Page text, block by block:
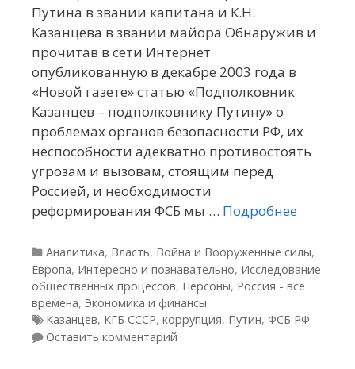
Путина в звании капитана и К.Н.
Казанцева в звании майора Обнаружив и
прочитав в сети Интернет
опубликованную в декабре 2003 года в
«Новой газете» статью «Подполковник
Казанцев – подполковнику Путину» о
проблемах органов безопасности РФ, их
неспособности адекватно противостоять
угрозам и вызовам, стоящим перед
Россией, и необходимости
реформирования ФСБ мы … Подробнее
Рубрики
Аналитика, Власть, Война и Вооруженные силы,
Европа, Интересно и познавательно, Исследование
общественных процессов, Персоны, Россия - все
времена, Экономика и финансы
Метки
Казанцев, КГБ СССР, коррупция, Путин, ФСБ РФ
Оставить комментарий